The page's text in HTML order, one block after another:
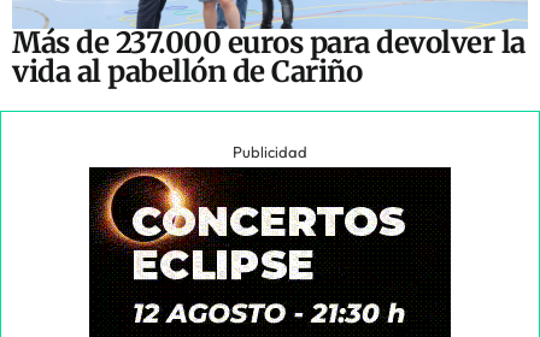
Más de 237.000 euros para devolver la
vida al pabellón de Cariño
Publicidad